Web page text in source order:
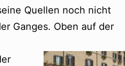
Quellen noch nicht
Ganges. Oben auf der